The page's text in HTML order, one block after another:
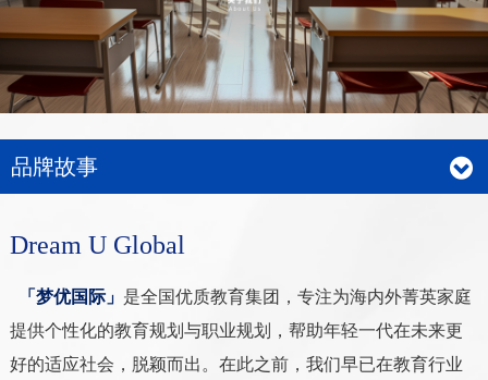
品牌故事
Dream U Global
「梦优国际」 是全国优质教育集团，专注为海内外菁英家庭
提供个性化的教育规划与职业规划，帮助年轻一代在未来更
好的适应社会，脱颖而出。在此之前，我们早已在教育行业